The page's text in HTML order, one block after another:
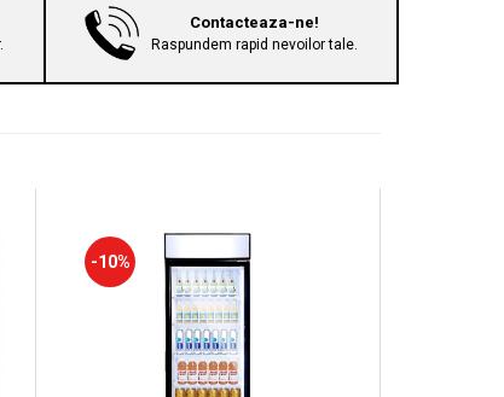
Contacteaza-ne!
Raspundem rapid nevoilor tale.
-10%